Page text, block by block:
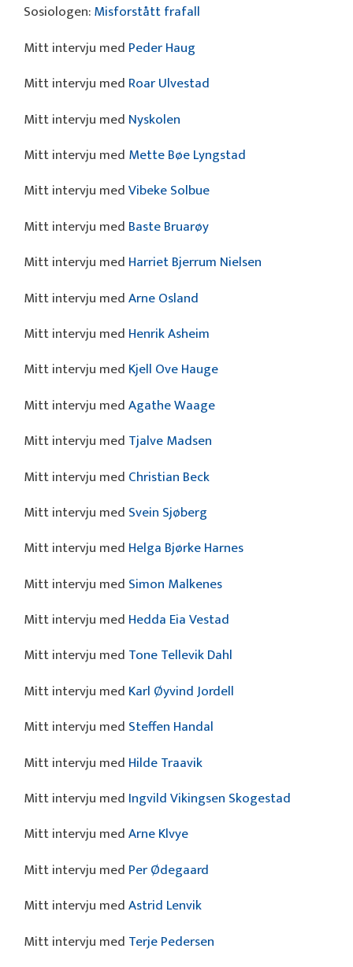
Sosiologen:Misforstått frafall
Mitt intervju med Peder Haug
Mitt intervju med Roar Ulvestad
Mitt intervju med Nyskolen
Mitt intervju med Mette Bøe Lyngstad
Mitt intervju medVibeke Solbue
Mitt intervju med Baste Bruarøy
Mitt intervju med Harriet Bjerrum Nielsen
Mitt intervju medArne Osland
Mitt intervju med Henrik Asheim
Mitt intervju med Kjell Ove Hauge
Mitt intervju medAgathe Waage
Mitt intervju med Tjalve Madsen
Mitt intervju med Christian Beck
Mitt intervju med Svein Sjøberg
Mitt intervju med Helga Bjørke Harnes
Mitt intervju med Simon Malkenes
Mitt intervju med Hedda Eia Vestad
Mitt intervju med Tone Tellevik Dahl
Mitt intervju med Karl Øyvind Jordell
Mitt intervju med Steffen Handal
Mitt intervju med Hilde Traavik
Mitt intervju med Ingvild Vikingsen Skogestad
Mitt intervju medArne Klvye
Mitt intervju med Per Ødegaard
Mitt intervju medAstrid Lenvik
Mitt intervju med Terje Pedersen